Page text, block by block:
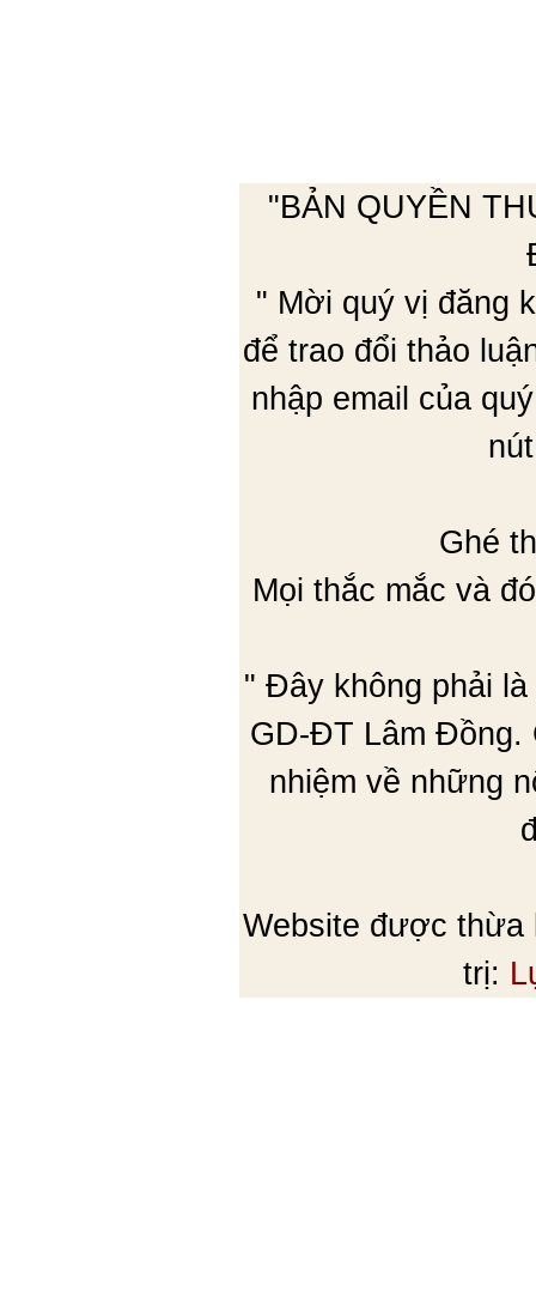
"BẢN QUYỀN
" Mời quý vị đăng
để trao đổi thảo
nhập email của
Ghé
Mọi thắc mắc và
" Đây không phải
GD-ĐT Lâm Đồng.
nhiệm về những
Website được
trị: